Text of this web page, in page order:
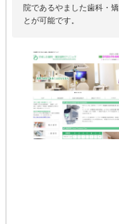
院であるやました歯科・
とが可能です。